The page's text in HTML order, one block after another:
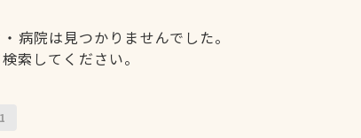
病院は見つかりませんでした。
索してください。
1